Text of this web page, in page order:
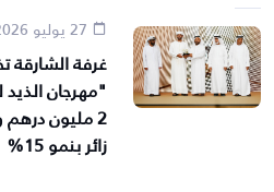
غرفة الشارقة
"مهرجان
زائر بنمو 15%